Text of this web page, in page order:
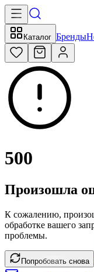
Каталог Бренды
500
Произошла
К сожалению,
обработке вашего
проблемы.
Попробовать снова